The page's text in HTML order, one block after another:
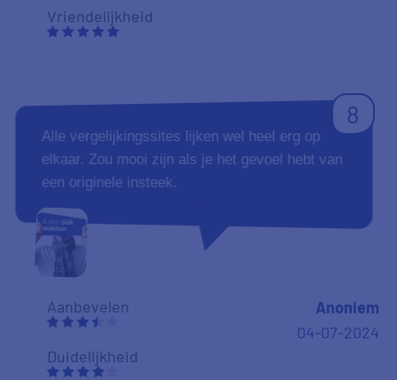
Vriendelijkheid
8
Alle vergelijkingssites lijken wel heel erg op
elkaar. Zou mooi zijn als je het gevoel hebt van
een originele insteek.
Aanbevelen
Duidelijkheid
Anoniem
04-07-2024